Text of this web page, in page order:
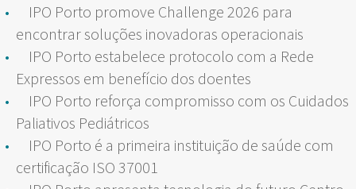
IPO Porto promove Challenge 2026 para
encontrar soluções inovadoras operacionais
IPO Porto estabelece protocolo com a Rede
Expressos em benefício dos doentes
IPO Porto reforça compromisso com os Cuidados
Paliativos Pediátricos
IPO Porto é a primeira instituição de saúde com
certificação ISO 37001